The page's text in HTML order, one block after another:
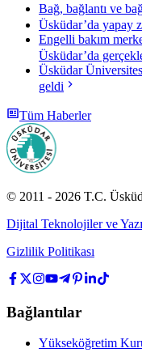
Bağ, bağlantı ve
Üsküdar’da yapay
Engelli bakım
Üsküdar’da
Üsküdar
geldi
Tüm Haberler
© 2011 - 2026 T.C.
Dijital Teknolojiler ve
Gizlilik Politikası
Bağlantılar
Yükseköğretim